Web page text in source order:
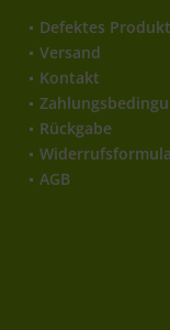
Defektes Produkt
Versand
Kontakt
Rückgabe
AGB